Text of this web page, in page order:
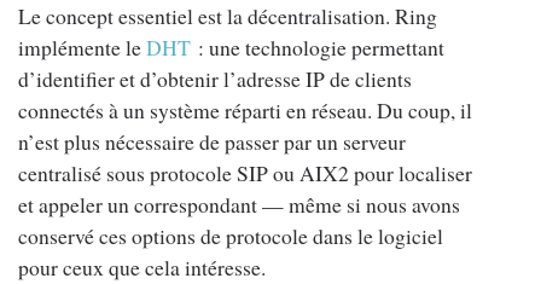
Le concept essentiel est la décentralisation. Ring
implémente leDHT : une technologie permettant
d’identifier et d’obtenir l’adresse IP de clients
connectés à un système réparti en réseau. Du coup, il
n’est plus nécessaire de passer par un serveur
centralisé sous protocole SIP ou AIX2 pour localiser
et appeler un correspondant — même si nous avons
conservé ces options de protocole dans le logiciel
pour ceux que cela intéresse.